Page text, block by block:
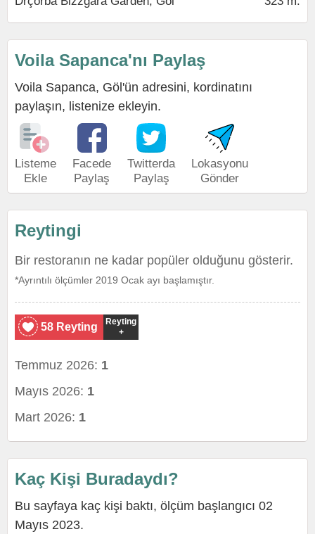
Voila Sapanca'nı Paylaş
Voila Sapanca, Göl'ün adresini, kordinatını
paylaşın, listenize ekleyin.
Listeme
Ekle
Facede
Paylaş
Twitterda
Paylaş
Lokasyonu
Gönder
Reytingi
Bir restoranın ne kadar popüler olduğunu gösterir.
*Ayrıntılı ölçümler 2019 Ocak ayı başlamıştır.
58 Reyting
Reyting
+
Temmuz 2026: 1
Mayıs 2026: 1
Mart 2026: 1
Kaç Kişi Buradaydı?
Bu sayfaya kaç kişi baktı, ölçüm başlangıcı 02
Mayıs 2023.